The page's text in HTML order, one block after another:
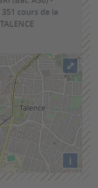
cours de la
i
⤢